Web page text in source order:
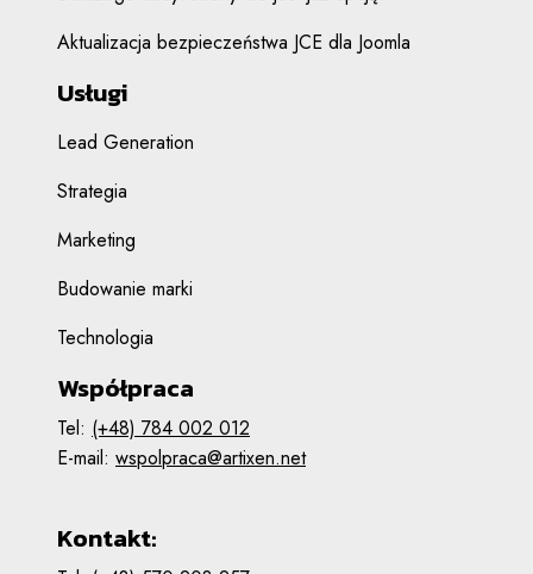
Aktualizacja bezpieczeństwa JCE dla Joomla
Usługi
Lead Generation
Strategia
Marketing
Budowanie marki
Technologia
Współpraca
Tel: (+48) 784 002 012
E-mail: wspolpraca@artixen.net
Kontakt: